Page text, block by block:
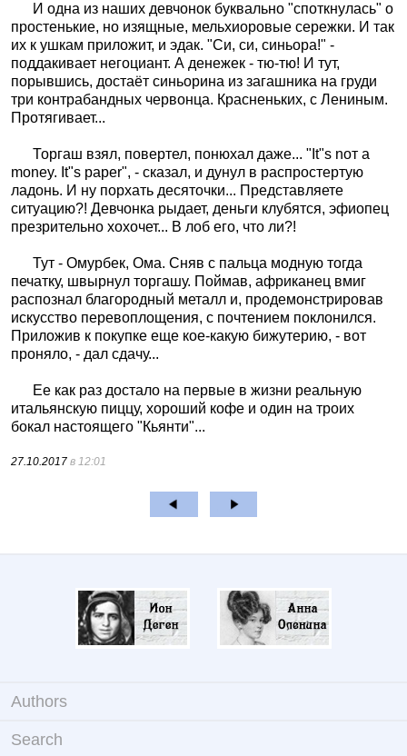
И одна из наших девчонок буквально "споткнулась" о
простенькие, но изящные, мельхиоровые сережки. И так
их к ушкам приложит, и эдак. "Си, си, синьора!" -
поддакивает негоциант. А денежек - тю-тю! И тут,
порывшись, достаёт синьорина из загашника на груди
три контрабандных червонца. Красненьких, с Лениным.
Протягивает...
Торгаш взял, повертел, понюхал даже... "It"s noт а
money. It"s paper", - сказал, и дунул в распростертую
ладонь. И ну порхать десяточки... Представляете
ситуацию?! Девчонка рыдает, деньги клубятся, эфиопец
презрительно хохочет... В лоб его, что ли?!
Тут - Омурбек, Ома. Сняв с пальца модную тогда
печатку, швырнул торгашу. Поймав, африканец вмиг
распознал благородный металл и, продемонстрировав
искусство перевоплощения, с почтением поклонился.
Приложив к покупке еще кое-какую бижутерию, - вот
проняло, - дал сдачу...
Ее как раз достало на первые в жизни реальную
итальянскую пиццу, хороший кофе и один на троих
бокал настоящего "Кьянти"...
27.10.2017 в 12:01
Authors
Search